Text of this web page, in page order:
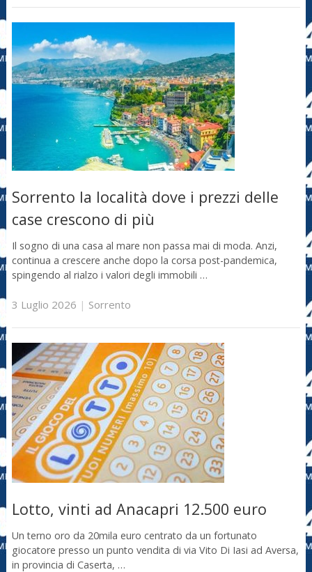
Sorrento la località dove i prezzi delle
case crescono di più
Il sogno di una casa al mare non passa mai di moda. Anzi,
continua a crescere anche dopo la corsa post-pandemica,
spingendo al rialzo i valori degli immobili …
3 Luglio 2026 | Sorrento
Lotto, vinti ad Anacapri 12.500 euro
Un terno oro da 20mila euro centrato da un fortunato
giocatore presso un punto vendita di via Vito Di Iasi ad Aversa,
in provincia di Caserta, …